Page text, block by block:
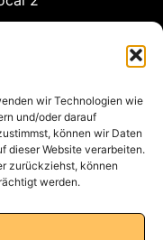
wir Technologien wie
und/oder darauf
können wir Daten
dieser Website verarbeiten.
zurückziehst, können
werden.